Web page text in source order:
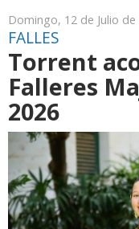
Domingo, 12 de Julio de
FALLES
Torrent
Falleres
2026